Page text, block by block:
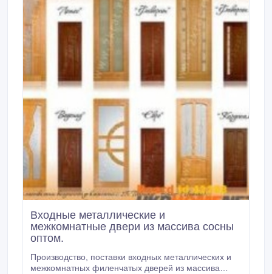
Входные металлические и
межкомнатные двери из массива сосны
оптом.
Производство, поставки входных металлических и
межкомнатных филенчатых дверей из массива